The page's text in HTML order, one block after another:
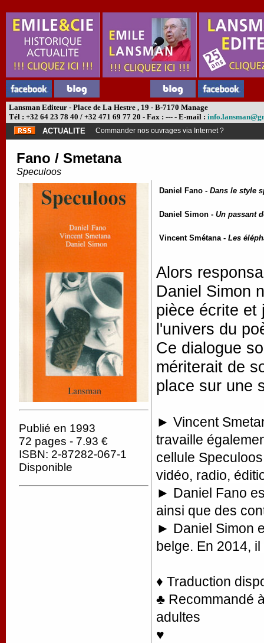
Lansman Editeur - Place de La Hestre , 19 - B-7170 Manage
Tél : +32 64 23 78 40 / +32 471 69 77 20 - Fax : --- - E-mail :
ACTUALITE
Commander nos ouvrages via Internet ?
Fano / Smetana
Speculoos
Publié en 1993
72 pages - 7.93 €
ISBN: 2-87282-067-1
Disponible
Daniel Fano - Dans le style
Daniel Simon - Un passant
Vincent Smétana - Les
Alors
Daniel Simon
pièce écrite et
l'univers du
Ce dialogue
mériterait de
place sur une
► Vincent
travaille
cellule
vidéo, radio,
► Daniel Fano
ainsi que des
► Daniel Simon
belge. En 2014,
♦ Traduction
♣ Recommandé
adultes
♥